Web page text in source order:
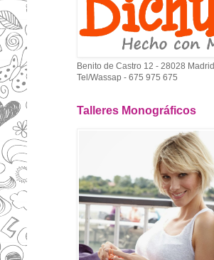
Benito de Castro 12 - 28028 Madrid
Tel/Wassap - 675 975 675
Talleres Monográficos